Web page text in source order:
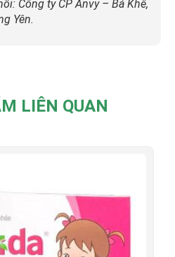
Công ty CP Anvy – Bá Khê,
Yên.
LIÊN QUAN